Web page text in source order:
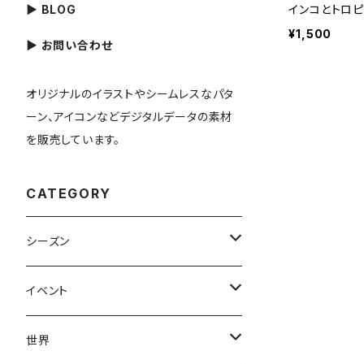
インコとトロ
¥1,500
▶ BLOG
▶ お問い合わせ
オリジナルのイラストやシームレスなパタ
ーン、アイコンなどデジタルデータの素材
を販売しています。
CATEGORY
シーズン
春
夏
イベント
出産・育児
世界